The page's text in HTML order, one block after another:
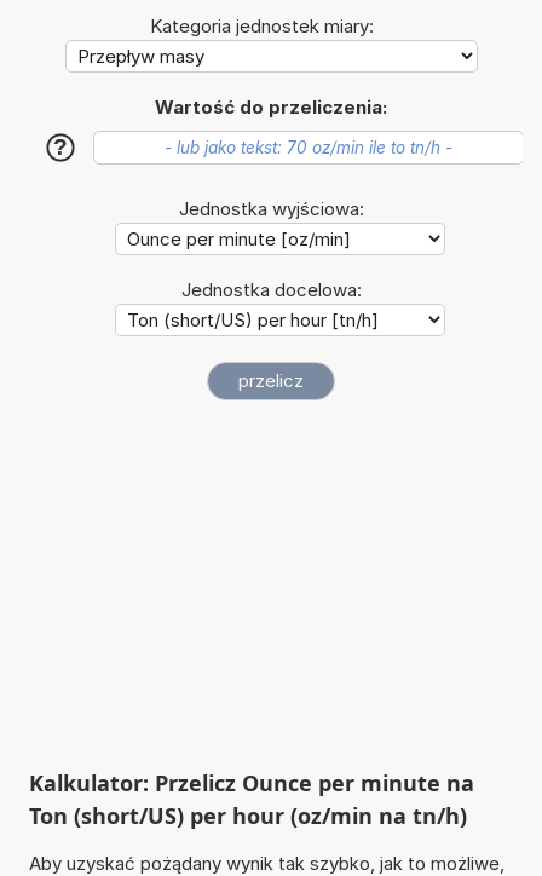
Kategoria jednostek miary:
Wartość do przeliczenia:
?
Jednostka wyjściowa:
Jednostka docelowa:
Kalkulator: Przelicz Ounce per minute na
Ton (short/US) per hour (oz/min na tn/h)
Aby uzyskać pożądany wynik tak szybko, jak to możliwe,